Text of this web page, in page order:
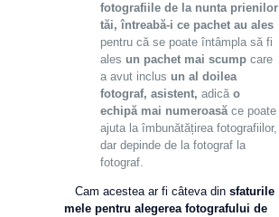
fotografiile de la nunta prienilor
tăi, întreabă-i ce pachet au ales
pentru că se poate întâmpla să fi
ales un pachet mai scump care
a avut inclus un al doilea
fotograf, asistent, adică o
echipă mai numeroasăce poate
ajuta la îmbunătățirea fotografiilor,
dar depinde de la fotograf la
fotograf.
Cam acestea ar fi câteva din sfaturile
mele pentru alegerea fotografului de